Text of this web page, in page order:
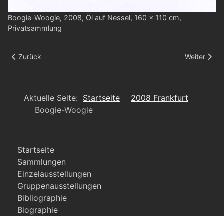
Boogie-Woogie, 2008, Öl auf Nessel, 160 x 110 cm,
Privatsammlung
Vorheriger Beitrag: Am Pool
Zurück Nächster
Weiter
Aktuelle Seite: Startseite
2008 Frankfurt
Boogie-Woogie
Startseite
Sammlungen
Einzelausstellungen
Gruppenausstellungen
Bibliographie
Biographie